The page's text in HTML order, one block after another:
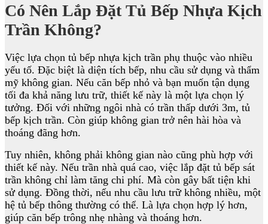
Có Nên Lắp Đặt Tủ Bếp Nhựa Kịch
Trần Không?
Việc lựa chọn tủ bếp nhựa kịch trần phụ thuộc vào nhiều
yếu tố. Đặc biệt là diện tích bếp, nhu cầu sử dụng và thẩm
mỹ không gian. Nếu căn bếp nhỏ và bạn muốn tận dụng
tối đa khả năng lưu trữ, thiết kế này là một lựa chọn lý
tưởng. Đối với những ngôi nhà có trần thấp dưới 3m, tủ
bếp kịch trần. Còn giúp không gian trở nên hài hòa và
thoáng đãng hơn.
Tuy nhiên, không phải không gian nào cũng phù hợp với
thiết kế này. Nếu trần nhà quá cao, việc lắp đặt tủ bếp sát
trần không chỉ làm tăng chi phí. Mà còn gây bất tiện khi
sử dụng. Đồng thời, nếu nhu cầu lưu trữ không nhiều, một
hệ tủ bếp thông thường có thể. Là lựa chọn hợp lý hơn,
giúp căn bếp trông nhẹ nhàng và thoáng hơn.